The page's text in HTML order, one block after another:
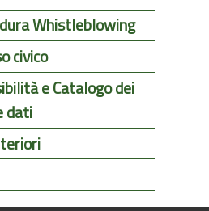
Whistleblowing
civico
e Catalogo dei
dati